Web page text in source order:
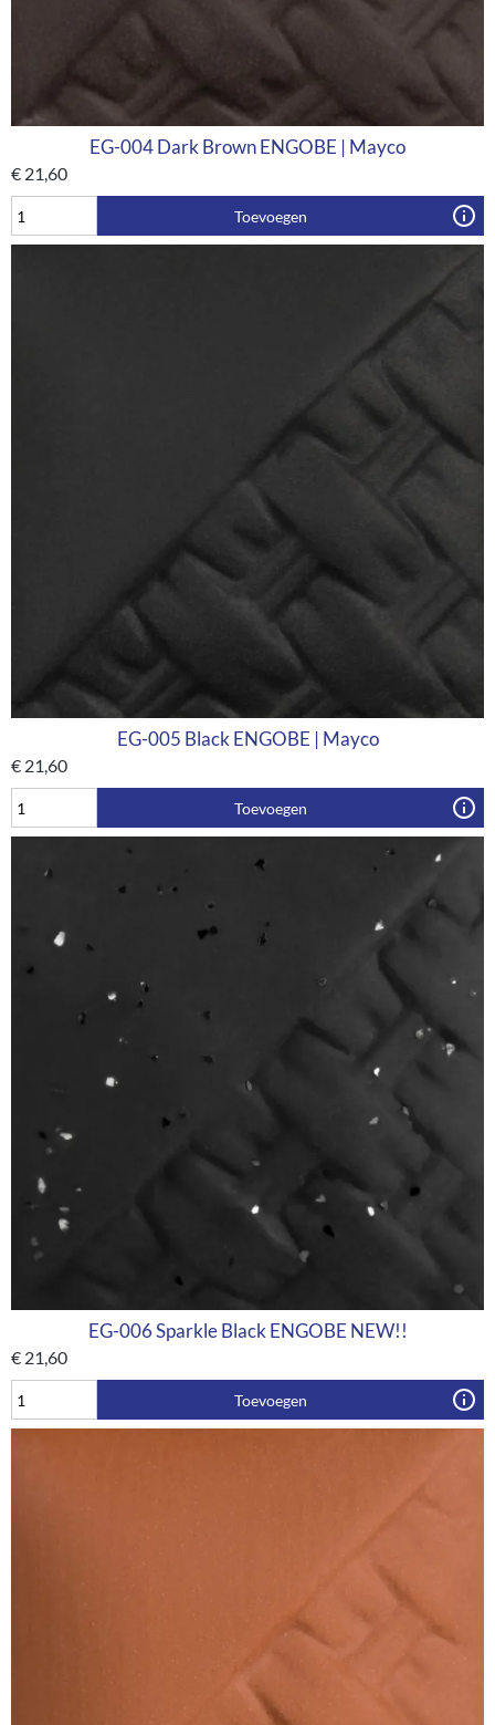
EG-004 Dark Brown ENGOBE | Mayco
€ 21,60
Toevoegen
EG-005 Black ENGOBE | Mayco
€ 21,60
Toevoegen
EG-006 Sparkle Black ENGOBE NEW!!
€ 21,60
Toevoegen